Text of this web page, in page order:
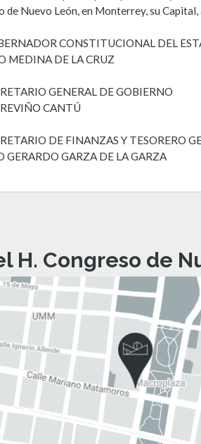
de Nuevo León, en Monterrey, su
CONSTITUCIONAL DEL
MEDINA DE LA CRUZ
GENERAL DE GOBIERNO
CANTÚ
DE FINANZAS Y TESORERO
GERARDO GARZA DE LA GARZA
H. Congreso de